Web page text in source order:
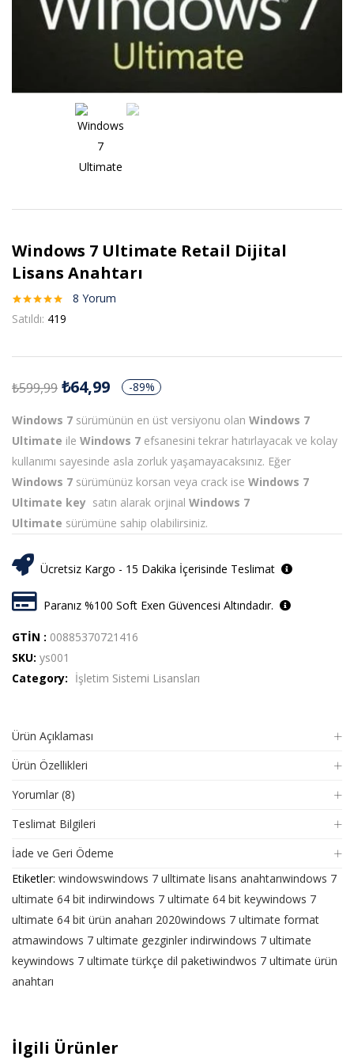
Windows 7 Ultimate Retail Dijital
Lisans Anahtarı
8müşteri
puanına
5.00puan
8 Yorum
Satıldı: 419
₺599,99 ₺64,99 -89%
Windows 7 sürümünün en üst versiyonu olan Windows 7
Ultimate ile Windows 7 efsanesini tekrar hatırlayacak ve kolay
kullanımı sayesinde asla zorluk yaşamayacaksınız. Eğer
Windows 7 sürümünüz korsan veya crack ise Windows 7
Ultimate key satın alarak orjinal Windows 7
Ultimate sürümüne sahip olabilirsiniz.
Ücretsiz Kargo - 15 Dakika İçerisinde Teslimat
Paranız %100 Soft Exen Güvencesi Altındadır.
GTİN : 00885370721416
SKU: ys001
Category: İşletim Sistemi Lisansları
Ürün Açıklaması
Ürün Özellikleri
Yorumlar (8)
Teslimat Bilgileri
İade ve Geri Ödeme
Etiketler: windowswindows 7 ulltimate lisans anahtarıwindows 7
ultimate 64 bit indirwindows 7 ultimate 64 bit keywindows 7
ultimate 64 bit ürün anaharı 2020windows 7 ultimate format
atmawindows 7 ultimate gezginler indirwindows 7 ultimate
keywindows 7 ultimate türkçe dil paketiwindwos 7 ultimate ürün
anahtarı
İlgili Ürünler